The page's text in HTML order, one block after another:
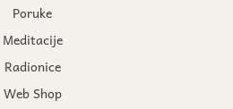
Poruke
Meditacije
Radionice
Web Shop